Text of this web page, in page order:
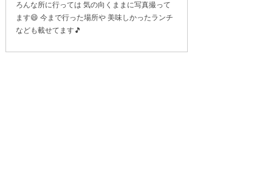
ろんな所に行っては 気の向くままに写真撮って
ます😄 今まで行った場所や 美味しかったランチ
なども載せてます🎵